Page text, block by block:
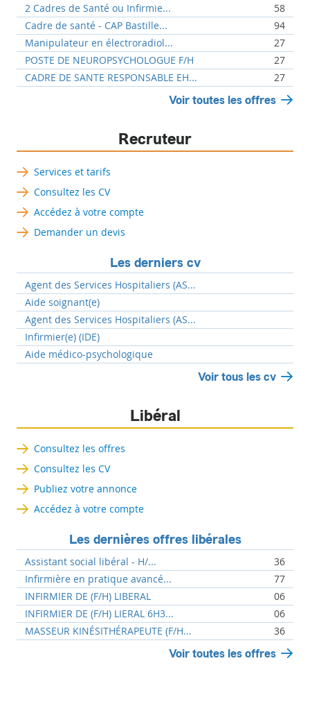
2 Cadres de Santé ou Infirmie...
58
Cadre de santé - CAP Bastille...
94
Manipulateur en électroradiol...
27
POSTE DE NEUROPSYCHOLOGUE F/H
27
CADRE DE SANTE RESPONSABLE EH...
27
Voir toutes les offres
Recruteur
Services et tarifs
Consultez les CV
Accédez à votre compte
Demander un devis
Les derniers cv
Agent des Services Hospitaliers (AS...
Aide soignant(e)
Agent des Services Hospitaliers (AS...
Infirmier(e) (IDE)
Aide médico-psychologique
Voir tous les cv
Libéral
Consultez les offres
Consultez les CV
Publiez votre annonce
Accédez à votre compte
Les dernières offres libérales
Assistant social libéral - H/...
36
Infirmière en pratique avancé...
77
INFIRMIER DE (F/H) LIBERAL
06
INFIRMIER DE (F/H) LIERAL 6H3...
06
MASSEUR KINÉSITHÉRAPEUTE (F/H...
36
Voir toutes les offres